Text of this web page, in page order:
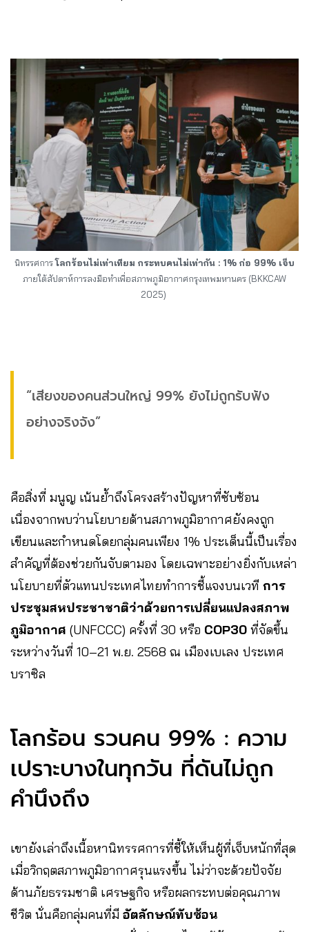
นิทรรศการโลกร้อนไม่เท่าเทียม กระทบคนไม่เท่ากัน : 1% ก่อ 99% เจ็บ
ภายใต้สัปดาห์การลงมือทำเพื่อสภาพภูมิอากาศกรุงเทพมหานคร (BKKCAW
2025)
“เสียงของคนส่วนใหญ่ 99% ยังไม่ถูกรับฟัง
อย่างจริงจัง”
คือสิ่งที่ มนูญ เน้นย้ำถึงโครงสร้างปัญหาที่ซับซ้อน
เนื่องจากพบว่านโยบายด้านสภาพภูมิอากาศยังคงถูก
เขียนและกำหนดโดยกลุ่มคนเพียง 1% ประเด็นนี้เป็นเรื่อง
สำคัญที่ต้องช่วยกันจับตามอง โดยเฉพาะอย่างยิ่งกับเหล่า
นโยบายที่ตัวแทนประเทศไทยทำการชี้แจงบนเวที การ
ประชุมสหประชาชาติว่าด้วยการเปลี่ยนแปลงสภาพ
ภูมิอากาศ (UNFCCC) ครั้งที่ 30 หรือ COP30 ที่จัดขึ้น
ระหว่างวันที่ 10–21 พ.ย. 2568 ณ เมืองเบเลง ประเทศ
บราซิล
โลกร้อน รวนคน 99% : ความ
เปราะบางในทุกวัน ที่ดันไม่ถูก
คำนึงถึง
เขายังเล่าถึงเนื้อหานิทรรศการที่ชี้ให้เห็นผู้ที่เจ็บหนักที่สุด
เมื่อวิกฤตสภาพภูมิอากาศรุนแรงขึ้น ไม่ว่าจะด้วยปัจจัย
ด้านภัยธรรมชาติ เศรษฐกิจ หรือผลกระทบต่อคุณภาพ
ชีวิต นั่นคือกลุ่มคนที่มี อัตลักษณ์ทับซ้อน